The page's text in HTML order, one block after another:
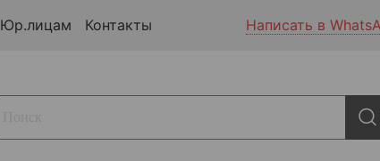
Юр.лицам Контакты Написать в